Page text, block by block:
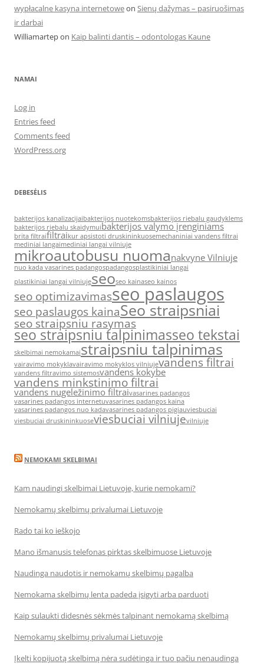
wypłacalne kasyna internetoweon Sienų dažymas – pasiruošimas
ir darbai
Williamartepon Kaip balinti dantis – odontologas Kaune
NAMAI
Log in
Entries feed
Comments feed
WordPress.org
DEBESĖLIS
bakterijos kanalizacijaibakterijos nuotekomsbakterijos riebalu gaudyklems
bakterijos riebalu skaidymuibakterijos valymo įrenginiams
brita filtraifiltraikur apsistoti druskininkuosemechaniniai vandens filtrai
mediniai langaimediniai langai vilniuje
mikroautobusu nuomanakvyne Vilniuje
nuo kada vasarines padangospadangosplastikiniai langai
plastikiniai langai vilniujeseoseo kainaseo kainos
seo optimizavimasseo paslaugos
seo paslaugos kainaSeo straipsniai
seo straipsniu rasymas
seo straipsniu talpinimasseo tekstai
skelbimai nemokamaistraipsniu talpinimas
vairavimo mokyklavairavimo mokyklos vilniujevandens filtrai
vandens filtravimo sistemosvandens kokybe
vandens minkstinimo filtrai
vandens nugeležinimo filtraivasarines padangos
vasarines padangos internetuvasarines padangos kaina
vasarines padangos nuo kadavasarines padangos pigiauviesbuciai
viesbuciai druskininkuoseviesbuciai vilniujevilniuje
NEMOKAMI SKELBIMAI
Kam naudingi skelbimai Lietuvoje, kurie nemokami?
Nemokamų skelbimų privalumai Lietuvoje
Rado tai ko ieškojo
Mano išmanusis telefonas pirktas skelbimuose Lietuvoje
Naudinga naudotis ir nemokamų skelbimų pagalba
Nemokama skelbimų lenta padeda įsigyti arba parduoti
Kaip sulaukti didesnės sėkmės talpinant nemokamą skelbimą
Nemokamų skelbimų privalumai Lietuvoje
Įkelti kopijuotą skelbimą nėra sudėtinga ir tuo pačiu nenaudinga